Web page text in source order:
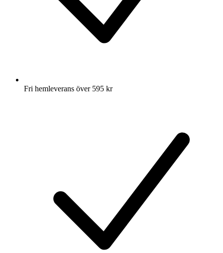
Fri hemleverans över 595 kr